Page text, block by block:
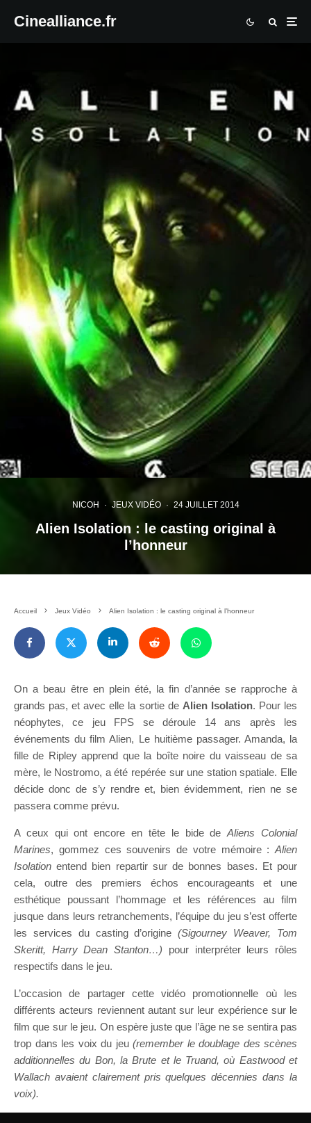
Cinealliance.fr
NICOH · JEUX VIDÉO · 24 JUILLET 2014
Alien Isolation : le casting original à
l’honneur
Accueil Jeux Vidéo Alien Isolation : le casting original à l’honneur
On a beau être en plein été, la fin d’année se rapproche à
grands pas, et avec elle la sortie de Alien Isolation. Pour les
néophytes, ce jeu FPS se déroule 14 ans après les
événements du film Alien, Le huitième passager. Amanda, la
fille de Ripley apprend que la boîte noire du vaisseau de sa
mère, le Nostromo, a été repérée sur une station spatiale. Elle
décide donc de s’y rendre et, bien évidemment, rien ne se
passera comme prévu.
A ceux qui ont encore en tête le bide deAliens Colonial
Marines, gommez ces souvenirs de votre mémoire : Alien
Isolation entend bien repartir sur de bonnes bases. Et pour
cela, outre des premiers échos encourageants et une
esthétique poussant l’hommage et les références au film
jusque dans leurs retranchements, l’équipe du jeu s’est offerte
les services du casting d’origine(Sigourney Weaver, Tom
Skeritt, Harry Dean Stanton…) pour interpréter leurs rôles
respectifs dans le jeu.
L’occasion de partager cette vidéo promotionnelle où les
différents acteurs reviennent autant sur leur expérience sur le
film que sur le jeu. On espère juste que l’âge ne se sentira pas
trop dans les voix du jeu (remember le doublage des scènes
additionnelles du Bon, la Brute et le Truand, où Eastwood et
Wallach avaient clairement pris quelques décennies dans la
voix).